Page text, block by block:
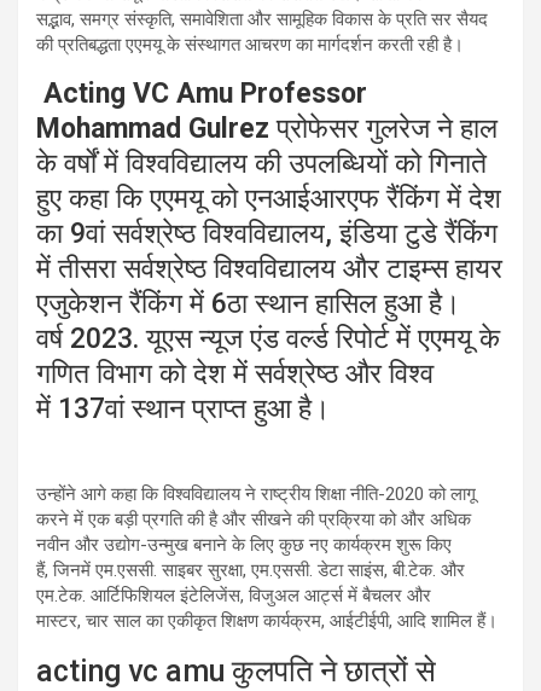
सद्भाव,समग्र संस्कृति,समावेशिता और सामूहिक विकास के प्रति सर सैयद
की प्रतिबद्धता एएमयू के संस्थागत आचरण का मार्गदर्शन करती रही है।
Acting VC Amu Professor
Mohammad Gulrez प्रोफेसर गुलरेज ने हाल
के वर्षों में विश्वविद्यालय की उपलब्धियों को गिनाते
हुए कहा कि एएमयू को एनआईआरएफ रैंकिंग में देश
का 9वां सर्वश्रेष्ठ विश्वविद्यालय,इंडिया टुडे रैंकिंग
में तीसरा सर्वश्रेष्ठ विश्वविद्यालय और टाइम्स हायर
एजुकेशन रैंकिंग में 6ठा स्थान हासिल हुआ है।
वर्ष 2023.यूएस न्यूज एंड वर्ल्ड रिपोर्ट में एएमयू के
गणित विभाग को देश में सर्वश्रेष्ठ और विश्व
में 137वां स्थान प्राप्त हुआ है।
उन्होंने आगे कहा कि विश्वविद्यालय ने राष्ट्रीय शिक्षा नीति-2020 को लागू
करने में एक बड़ी प्रगति की है और सीखने की प्रक्रिया को और अधिक
नवीन और उद्योग-उन्मुख बनाने के लिए कुछ नए कार्यक्रम शुरू किए
हैं,जिनमें एम.एससी. साइबर सुरक्षा,एम.एससी. डेटा साइंस,बी.टेक. और
एम.टेक. आर्टिफिशियल इंटेलिजेंस,विजुअल आर्ट्स में बैचलर और
मास्टर,चार साल का एकीकृत शिक्षण कार्यक्रम, आईटीईपी, आदि शामिल हैं।
acting vc amu कुलपति ने छात्रों से